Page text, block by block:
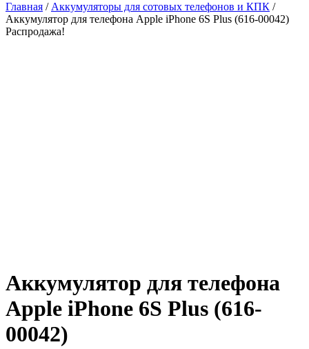
Главная / Аккумуляторы для сотовых телефонов и КПК /
Аккумулятор для телефона Apple iPhone 6S Plus (616-00042)
Распродажа!
Аккумулятор для телефона
Apple iPhone 6S Plus (616-
00042)